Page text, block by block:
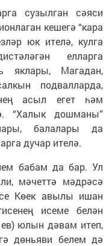
сузылган сәяси
кешегә “кара
юк ителә, кулга
елларга
яклары, Магадан,
подвалларда,
асыл егет һәм
“Халык дошманы”
балалары да
дучар ителә.
бабам да бар. Ул
мәчеттә мәдрәсә
Көек авылы ишан
исеме белән
юлын дәвам итеп,
дөньяви белем дә